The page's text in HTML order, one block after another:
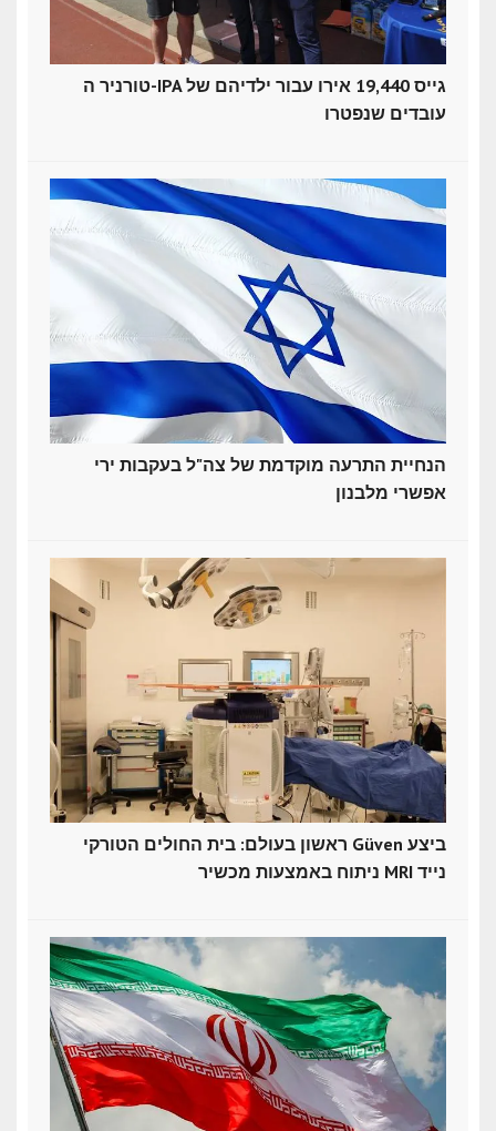
טורניר ה-IPA גייס 19,440 אירו עבור ילדיהם של
עובדים שנפטרו
הנחיית התרעה מוקדמת של צה"ל בעקבות ירי
אפשרי מלבנון
ראשון בעולם: בית החולים הטורקי Güven ביצע
ניתוח באמצעות מכשיר MRI נייד